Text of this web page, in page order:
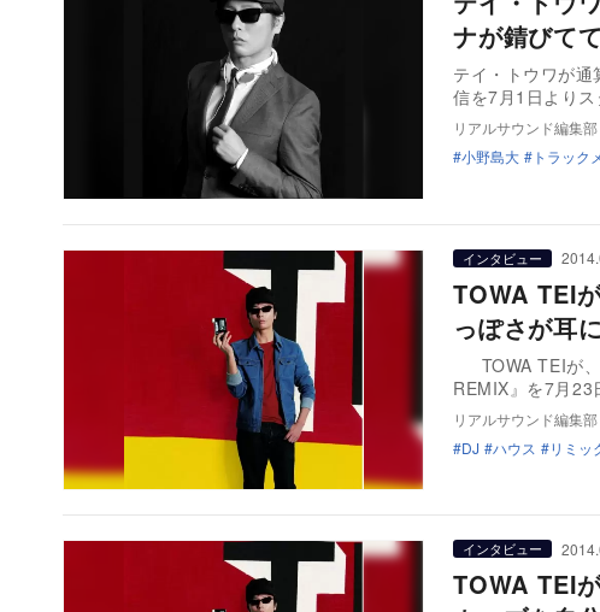
ナが錆びて
テイ・トウワが
信を7月1日より
リアルサウンド編集部
小野島大
トラック
インタビュー
TOWA TEI
っぽさが耳
REMIX』を7月
リアルサウンド編集部
DJ
ハウス リミッ
インタビュー
TOWA TEI